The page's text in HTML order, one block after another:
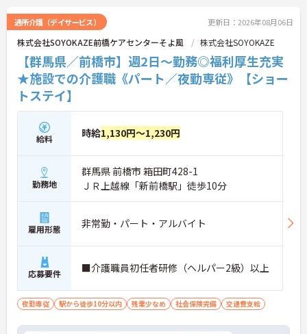
通所介護（デイサービス） 更新日：2026年08月06日
株式会社SOYOKAZE前橋ケアセンターそよ風 株式会社SOYOKAZE
【群馬県／前橋市】週2日～勤務◎福利厚生充実
★施設での介護職《パート／夜勤専従》【ショー
トステイ】
給料 時給1,130円～1,230円
勤務地
群馬県 前橋市 箱田町428-1
ＪＲ上越線「新前橋駅」徒歩10分
雇用形態 非常勤・パート・アルバイト
応募要件 ■介護職員初任者研修（ヘルパー2級）以上
夜勤専従 駅から徒歩10分以内 残業少なめ 社会保険完備 交通費支給